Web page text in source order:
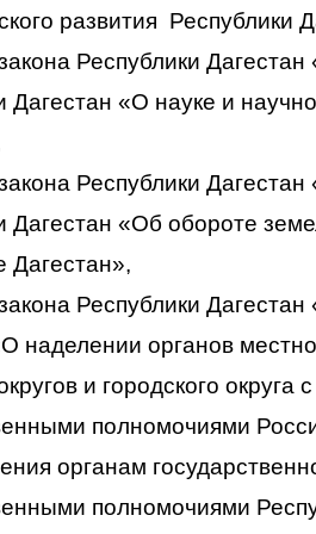
развития Республики
Республики
Дагестан «О науке и
Республики
Дагестан «Об обороте
Дагестан»,
Республики
наделении органов
и городского
полномочиями
органам
полномочиями